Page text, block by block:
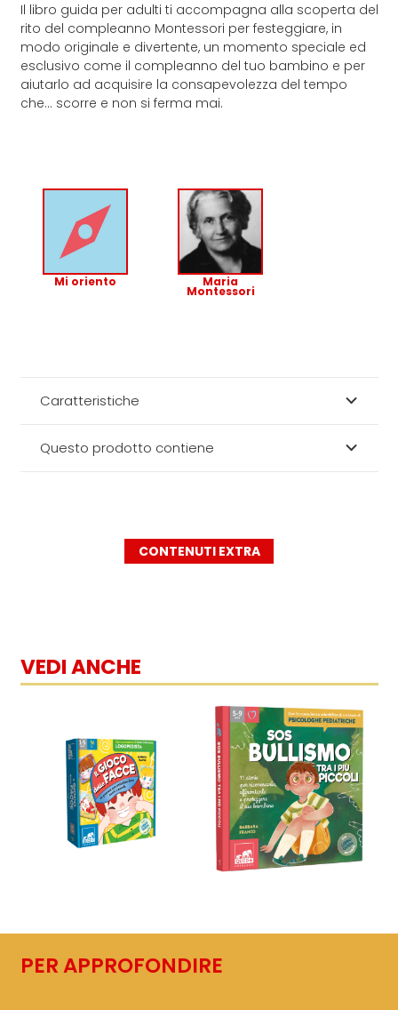
Il libro guida per adulti ti accompagna alla scoperta del
rito del compleanno Montessori per festeggiare, in
modo originale e divertente, un momento speciale ed
esclusivo come il compleanno del tuo bambino e per
aiutarlo ad acquisire la consapevolezza del tempo
che… scorre e non si ferma mai.
Mi oriento Maria
Montessori
Caratteristiche
Questo prodotto contiene
CONTENUTI EXTRA
VEDI ANCHE
PER APPROFONDIRE